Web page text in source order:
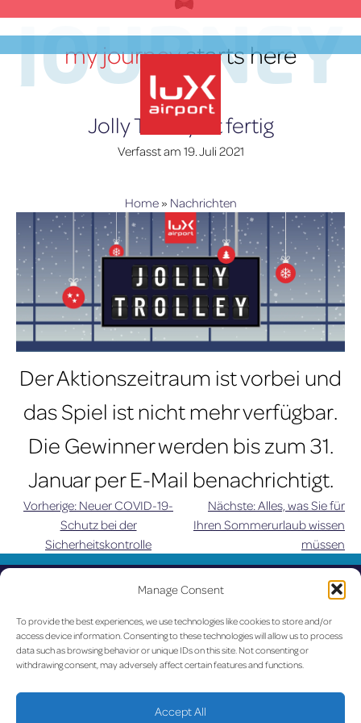
Manage Consent
To provide the best experiences, we use technologies like cookies to store and/or
access device information. Consenting to these technologies will allow us to process
data such as browsing behavior or unique IDs on this site. Not consenting or
withdrawing consent, may adversely affect certain features and functions.
Accept All
lux-Airport
JOURNEY
my journeystarts here
Jolly Trolley ist fertig
Verfasst am 19. Juli 2021
Home» Nachrichten
Der Aktionszeitraum ist vorbei und
das Spiel ist nicht mehr verfügbar.
Die Gewinner werden bis zum 31.
Januar per E-Mail benachrichtigt.
Beitragsnavigation
Vorherige: Neuer COVID-19-
Schutz bei der
Sicherheitskontrolle
Nächste:Alles, was Sie für
Ihren Sommerurlaub wissen
müssen
UPDATED
LUX on the radar
Facebook X YouTube Instagram